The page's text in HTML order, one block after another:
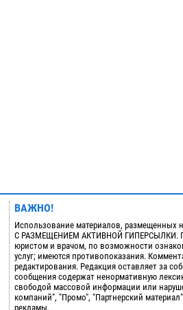
ВАЖНО!
Использование материалов, размещенных
С РАЗМЕЩЕНИЕМ АКТИВНОЙ ГИПЕРСЫЛКИ.
юристом и врачом, по возможности
услуг; имеются противопоказания.
редактирования. Редакция оставляет за
сообщения содержат ненормативную
свободой массовой информации или
компаний", "Промо", "Партнерский
рекламы.